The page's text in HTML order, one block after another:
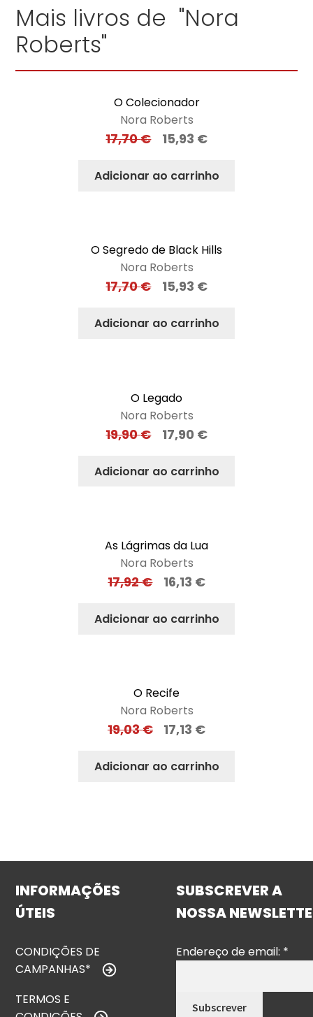
Mais livros de "Nora
Roberts"
O Colecionador
Nora Roberts
17,70€ 15,93 €
Adicionar ao carrinho
O Segredo de Black Hills
Nora Roberts
17,70€ 15,93 €
Adicionar ao carrinho
O Legado
Nora Roberts
19,90€ 17,90 €
Adicionar ao carrinho
As Lágrimas da Lua
Nora Roberts
17,92€ 16,13 €
Adicionar ao carrinho
O Recife
Nora Roberts
19,03€ 17,13 €
Adicionar ao carrinho
INFORMAÇÕES
ÚTEIS
CONDIÇÕES DE
CAMPANHAS*
TERMOS E
SUBSCREVER A
NOSSA
Endereço de email: *